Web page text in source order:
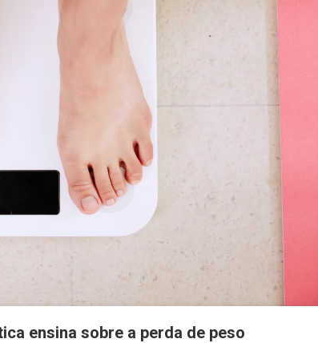
ensina sobre a perda de peso